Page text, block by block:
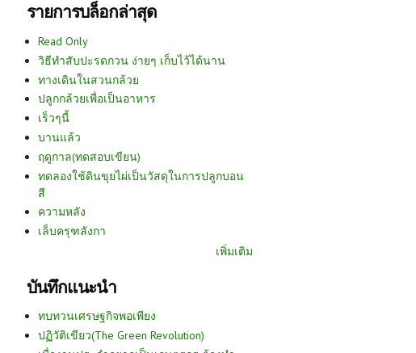
รายการบล็อกล่าสุด
Read Only
วิธีทำสับปะรดกวน ง่ายๆ เก็บไว้ได้นาน
ทางเดินในสวนกล้วย
ปลูกกล้วยเพื่อเป็นอาหาร
เร็วๆนี้
บานแล้ว
ฤดูกาล(ทดสอบเขียน)
ทดลองใช้ดินขุยไผ่เป็นวัสดุในการปลูกบอน
สี
ความหลัง
เล็บครุฑลังกา
เพิ่มเติม
บันทึกแนะนำ
ทบทวนเศรษฐกิจพอเพียง
ปฏิวัติเขียว(The Green Revolution)